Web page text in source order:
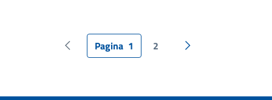
Pagina precedente
Pagina 1 2 Pagina successiva